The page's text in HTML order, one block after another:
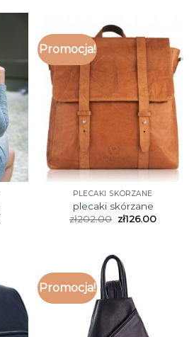
Promocja!
PLECAKI SKÓRZANE
plecaki skórzane
zł202.00 zł126.00
Promocja!